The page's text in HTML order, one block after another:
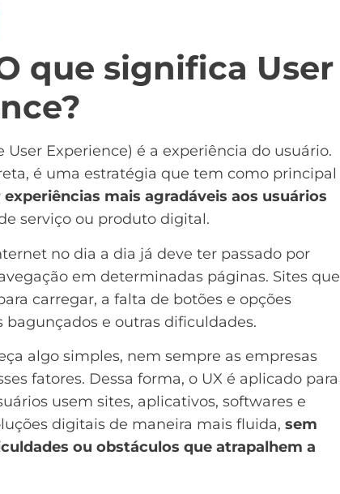
que significa User
User Experience) é a experiência do usuário.
é uma estratégia que tem como principal
mais agradáveis aos usuários
serviço ou produto digital.
no dia a dia já deve ter passado por
em determinadas páginas. Sites que
carregar, a falta de botões e opções
bagunçados e outras dificuldades.
algo simples, nem sempre as empresas
fatores. Dessa forma, o UX é aplicado para
usem sites, aplicativos, softwares e
digitais de maneira mais fluida, sem
ou obstáculos que atrapalhem a